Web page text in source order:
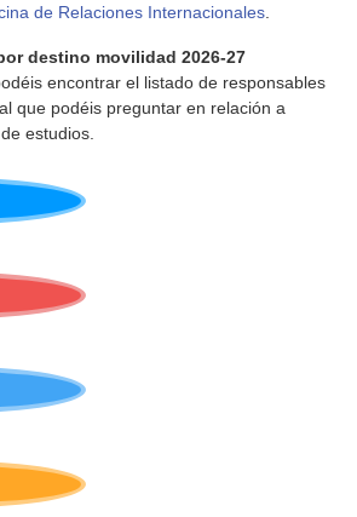
de Relaciones Internacionales
destino movilidad 2026-27
encontrar el listado de responsables
que podéis preguntar en relación a
estudios.